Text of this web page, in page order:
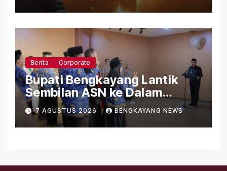
Berita Corporate
Bupati Bengkayang Lantik
Sembilan ASN ke Dalam
Jabatan Fungsional
7 AGUSTUS 2026 BENGKAYANG NEWS